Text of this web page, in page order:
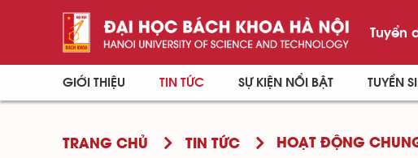
Tuyển
GIỚI THIỆU TIN TỨC SỰ KIỆN NỔI BẬT TUYỂN
TRANG CHỦ TIN TỨC HOẠT ĐỘNG